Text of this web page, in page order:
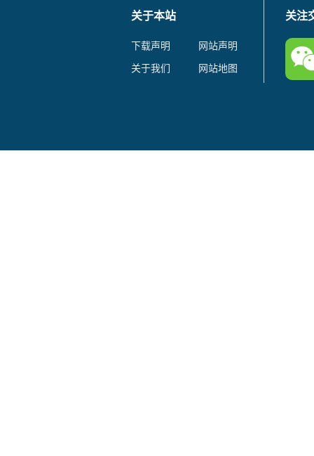
关于本站
下载声明
网站声明
关于我们
网站地图
关注